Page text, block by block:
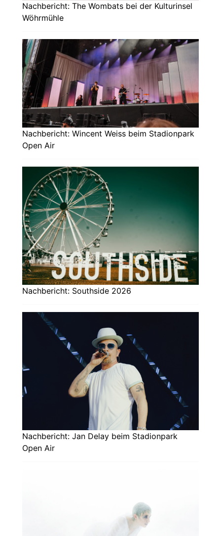
Nachbericht: The Wombats bei der Kulturinsel
Wöhrmühle
Nachbericht: Wincent Weiss beim Stadionpark
Open Air
Nachbericht: Southside 2026
Nachbericht: Jan Delay beim Stadionpark
Open Air